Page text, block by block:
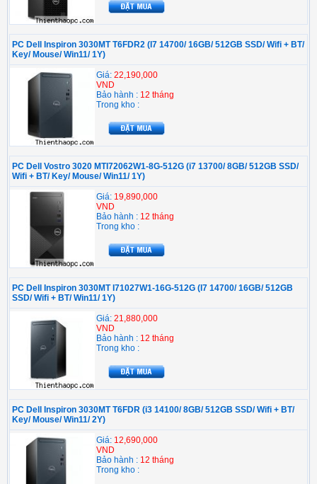
PC Dell Inspiron 3030MT T6FDR2 (I7 14700/ 16GB/ 512GB SSD/ Wifi + BT/
Key/ Mouse/ Win11/ 1Y)
Giá: 22,190,000
VND
Bảo hành : 12 tháng
Trong kho :
PC Dell Vostro 3020 MTI72062W1-8G-512G (i7 13700/ 8GB/ 512GB SSD/
Wifi + BT/ Key/ Mouse/ Win11/ 1Y)
Giá: 19,890,000
VND
Bảo hành : 12 tháng
Trong kho :
PC Dell Inspiron 3030MT I71027W1-16G-512G (I7 14700/ 16GB/ 512GB
SSD/ Wifi + BT/ Win11/ 1Y)
Giá: 21,880,000
VND
Bảo hành : 12 tháng
Trong kho :
PC Dell Inspiron 3030MT T6FDR (i3 14100/ 8GB/ 512GB SSD/ Wifi + BT/
Key/ Mouse/ Win11/ 2Y)
Giá: 12,690,000
VND
Bảo hành : 12 tháng
Trong kho :